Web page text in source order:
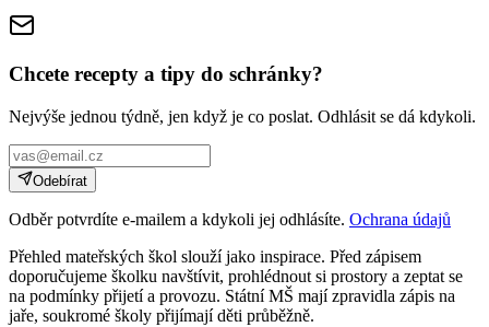
Chcete recepty a tipy do schránky?
Nejvýše jednou týdně, jen když je co poslat. Odhlásit se dá kdykoli.
Odebírat
Odběr potvrdíte e-mailem a kdykoli jej odhlásíte. Ochrana údajů
Přehled mateřských škol slouží jako inspirace. Před zápisem
doporučujeme školku navštívit, prohlédnout si prostory a zeptat se
na podmínky přijetí a provozu. Státní MŠ mají zpravidla zápis na
jaře, soukromé školy přijímají děti průběžně.